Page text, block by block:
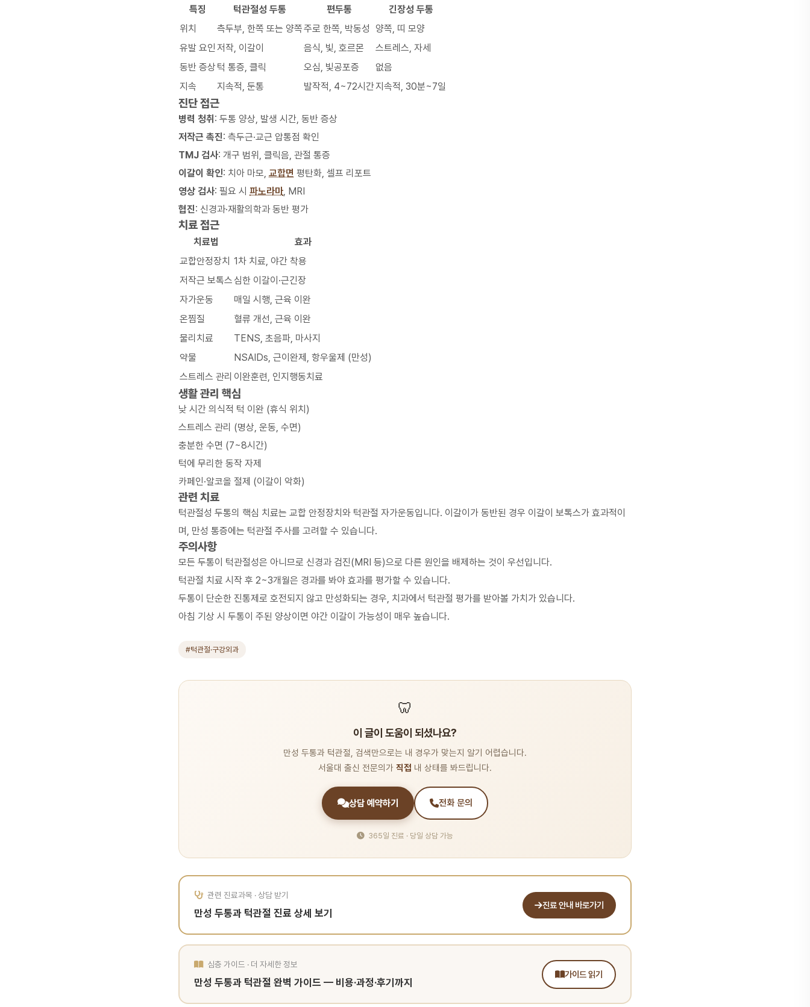
특징 턱관절성 두통 편두통
긴장성 두통
위치
측두부, 한쪽 또는 양쪽주로 한쪽, 박동성
양쪽, 띠 모양
유발 요인 저작, 이갈이 음식, 빛, 호르몬
스트레스, 자세
동반 증상 턱 통증, 클릭 오심, 빛공포증
없음
지속
지속적, 둔통 발작적, 4~72시간지속적, 30분~7일
진단 접근
병력 청취 : 두통 양상, 발생 시간, 동반 증상
저작근 촉진: 측두근·교근 압통점 확인
TMJ 검사: 개구 범위, 클릭음, 관절 통증
이갈이 확인: 치아 마모, 교합면 평탄화, 셀프 리포트
영상 검사: 필요 시 파노라마, MRI
협진: 신경과·재활의학과 동반 평가
치료 접근
치료법
효과
교합안정장치 1차 치료, 야간 착용
저작근 보톡스 심한 이갈이·근긴장
자가운동
매일 시행, 근육 이완
온찜질
혈류 개선, 근육 이완
물리치료
TENS, 초음파, 마사지
약물
NSAIDs, 근이완제, 항우울제 (만성)
스트레스 관리 이완훈련, 인지행동치료
생활 관리 핵심
낮 시간 의식적 턱 이완 (휴식 위치)
스트레스 관리 (명상, 운동, 수면)
충분한 수면 (7~8시간)
턱에 무리한 동작 자제
카페인·알코올 절제 (이갈이 악화)
관련 치료
턱관절성 두통의 핵심 치료는 교합 안정장치 와 턱관절 자가운동입니다. 이갈이가 동반된 경우 이갈이 보톡스가 효과적이
며, 만성 통증에는 턱관절 주사를 고려할 수 있습니다.
주의사항
모든 두통이 턱관절성은 아니므로 신경과 검진(MRI 등)으로 다른 원인을 배제하는 것이 우선입니다.
턱관절 치료 시작 후 2~3개월은 경과를 봐야 효과를 평가할 수 있습니다.
두통이 단순한 진통제로 호전되지 않고 만성화되는 경우, 치과에서 턱관절 평가를 받아볼 가치가 있습니다.
아침 기상 시 두통이 주된 양상이면 야간 이갈이 가능성이 매우 높습니다.
#턱관절·구강외과
🦷
이 글이 도움이 되셨나요?
만성 두통과 턱관절, 검색만으로는 내 경우가 맞는지 알기 어렵습니다.
서울대 출신 전문의가 직접 내 상태를 봐드립니다.
상담 예약하기 전화 문의
365일 진료 · 당일 상담 가능
관련 진료과목 · 상담 받기
만성 두통과 턱관절 진료 상세 보기
진료 안내 바로가기
심층 가이드 · 더 자세한 정보
만성 두통과 턱관절 완벽 가이드 — 비용·과정·후기까지
가이드 읽기